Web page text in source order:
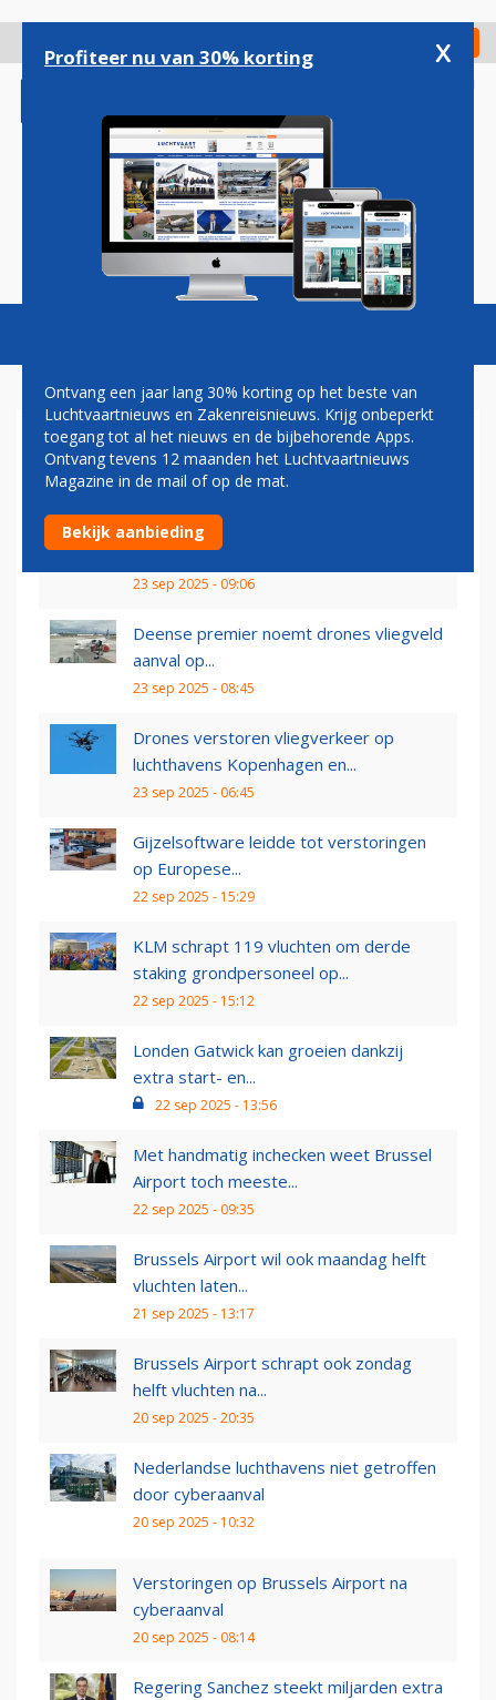
gaan
Check in
Magazine Podcasts Vacatures
AIRPORTS
Corendon gaat meer Nederlanders
vliegen vanaf Duitse...
23 sep 2025 - 09:06
Deense premier noemt drones vliegveld
aanval op...
23 sep 2025 - 08:45
Drones verstoren vliegverkeer op
luchthavens Kopenhagen en...
23 sep 2025 - 06:45
Gijzelsoftware leidde tot verstoringen
op Europese...
22 sep 2025 - 15:29
KLM schrapt 119 vluchten om derde
staking grondpersoneel op...
22 sep 2025 - 15:12
Londen Gatwick kan groeien dankzij
extra start- en...
22 sep 2025 - 13:56
Met handmatig inchecken weet Brussel
Airport toch meeste...
22 sep 2025 - 09:35
Brussels Airport wil ook maandag helft
vluchten laten...
21 sep 2025 - 13:17
Brussels Airport schrapt ook zondag
helft vluchten na...
20 sep 2025 - 20:35
Nederlandse luchthavens niet getroffen
door cyberaanval
20 sep 2025 - 10:32
Verstoringen op Brussels Airport na
cyberaanval
20 sep 2025 - 08:14
Regering Sanchez steekt miljarden extra
Profiteer nu van 30% korting x
Ontvang een jaar lang 30% korting op het beste van
Luchtvaartnieuws en Zakenreisnieuws. Krijg onbeperkt
toegang tot al het nieuws en de bijbehorende Apps.
Ontvang tevens 12 maanden het Luchtvaartnieuws
Magazine in de mail of op de mat.
Bekijk aanbieding